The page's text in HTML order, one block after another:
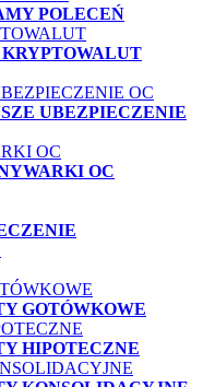
POLECEŃ
UBEZPIECZENIE
OC
GOTÓWKOWE
HIPOTECZNE